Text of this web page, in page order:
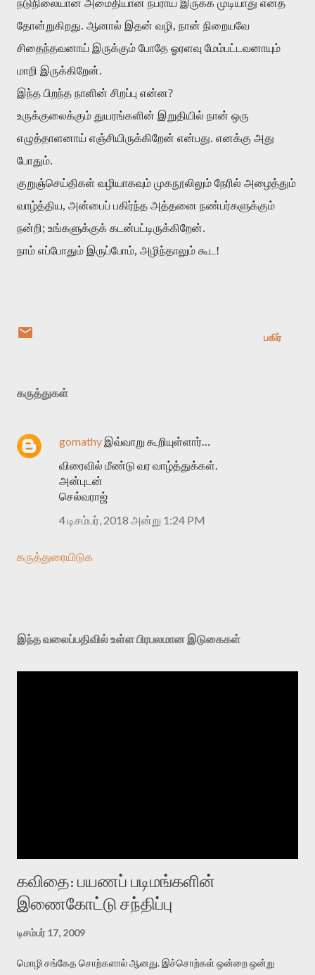
நடுநிலையான அமைதியான நபராய் இருக்க முடியாது எனத்
தோன்றுகிறது. ஆனால் இதன் வழி, நான் நிறையவே
சிதைந்தவனாய் இருக்கும் போதே ஓரளவு மேம்பட்டவனாயும்
மாறி இருக்கிறேன்.
இந்த பிறந்த நாளின் சிறப்பு என்ன?
உருக்குலைக்கும் துயரங்களின் இறுதியில் நான் ஒரு
எழுத்தாளனாய் எஞ்சியிருக்கிறேன் என்பது. எனக்கு அது
போதும்.
குறுஞ்செய்திகள் வழியாகவும் முகநூலிலும் நேரில் அழைத்தும்
வாழ்த்திய, அன்பைப் பகிர்ந்த அத்தனை நண்பர்களுக்கும்
நன்றி; உங்களுக்குக் கடன்பட்டிருக்கிறேன்.
நாம் எப்போதும் இருப்போம், அழிந்தாலும் கூட !
பகிர்
கருத்துகள்
gomathy இவ்வாறு கூறியுள்ளார்…
விரைவில் மீண்டு வர வாழ்த்துக்கள்.
அன்புடன்
செல்வராஜ்
4 டிசம்பர், 2018 அன்று 1:24 PM
கருத்துரையிடுக
இந்த வலைப்பதிவில் உள்ள பிரபலமான இடுகைகள்
கவிதை: பயணப் படிமங்களின்
இணைகோட்டு சந்திப்பு
டிசம்பர் 17, 2009
மொழி சங்கேத சொற்களால் ஆனது. இச்சொற்கள் ஒன்றை ஒன்று